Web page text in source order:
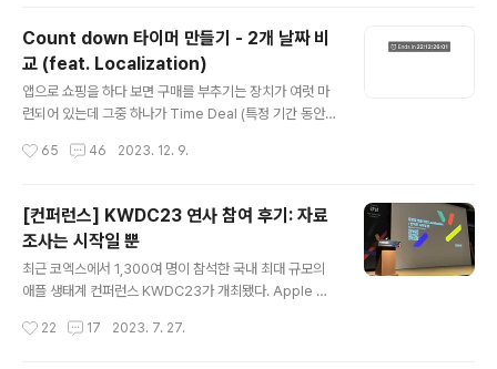
t-party라서 더 안전하고, 성능이 좋기 때문에 그리고 UIK
it에서 사용할 수 있는 API가 많이 나왔기 때문에 (assign
등등) Combine+UIKit 조합도 괜찮다!! 라는 답을 얻었
다. Combine은 비동기 처리를 쉽게 해주는 도구이므로
네트워크 layer, 새로 구현하는 화면 등 프로젝트 일부에만
ombine+UIK..
Count down 타이머 만들기 - 2개 날짜 비
교 (feat. Localization)
앱으로 쇼핑을 하다 보면 구매를 부추기는 장치가 여럿 마
련되어 있는데 그중 하나가 Time Deal (특정 기간 동안
이벤트이고 일반적으로 1초마다 시간을 업데이트하는 카
지르라는 은근한 압박을 주는데 이런 할인에 전혀 영향을
받지 않는 사용자도 있겠지만 UI/UX 관점에서 초 단위의
숫자가 계속 바뀌어서 시선이 집중되는 효과가 있다. 그래
서 Home, PDP, 할인전 화면 등에서 주로 노출한다. Am
azon SHEIN 쿠팡 오늘의집 이번 포스팅에서는 이러한 C
을 정리해보고, 단계별로 만들어 보자. TODO: 1. 남은 ..
65 46 2023. 12. 9.
[컨퍼런스] KWDC23 연사 참여 후기: 자료
조사는 시작일 뿐
최근 코엑스에서 1,300여 명이 참석한 국내 최대 규모의
애플 생태계 컨퍼런스 KWDC23가 개최됐다. Apple W
최초의 국내 행사였다. 이번에 감사하게도 좋은 기회가 주
22 17 2023. 7. 27.